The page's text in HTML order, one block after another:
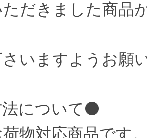
ただきました商品
さいますようお願
について⚫
物対応商品です